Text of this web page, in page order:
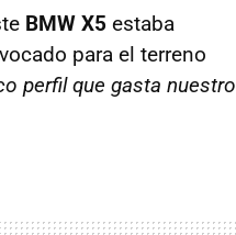
BMW X5 estaba
para el terreno
perfil que gasta nuestro